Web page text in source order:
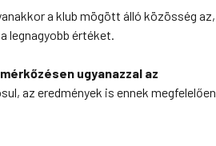
a klub mögött álló közösség az,
legnagyobb értéket.
ugyanazzal az
az eredmények is ennek megfelelően